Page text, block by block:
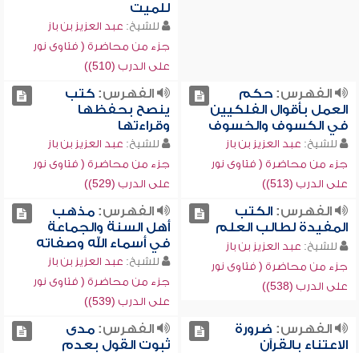
للميت
للشيخ: عبد العزيز بن باز
جزء من محاضرة ( فتاوى نور
على الدرب (510))
الفهرس:حكم
العمل بأقوال الفلكيين
في الكسوف والخسوف
للشيخ: عبد العزيز بن باز
جزء من محاضرة ( فتاوى نور
على الدرب (513))
الفهرس:كتب
ينصح بحفظها
وقراءتها
للشيخ: عبد العزيز بن باز
جزء من محاضرة ( فتاوى نور
على الدرب (529))
الفهرس:الكتب
المفيدة لطالب العلم
للشيخ: عبد العزيز بن باز
جزء من محاضرة ( فتاوى نور
على الدرب (538))
الفهرس:مذهب
أهل السنة والجماعة
في أسماء الله وصفاته
للشيخ: عبد العزيز بن باز
جزء من محاضرة ( فتاوى نور
على الدرب (539))
الفهرس: ضرورة
الاعتناء بالقرآن
الفهرس:مدى
ثبوت القول بعدم